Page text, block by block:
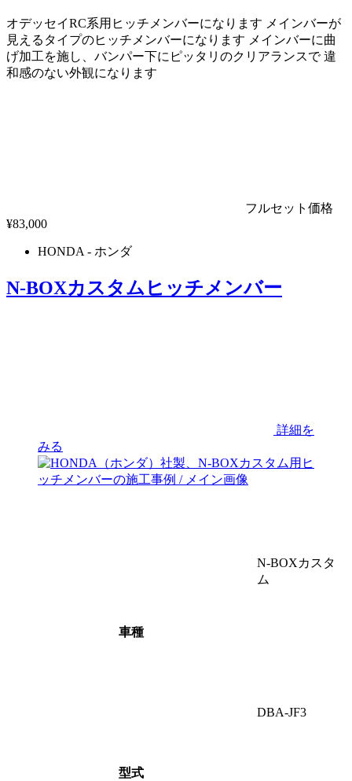
オデッセイRC系用ヒッチメンバーになります メインバーが
見えるタイプのヒッチメンバーになります メインバーに曲
げ加工を施し、バンパー下にピッタリのクリアランスで 違
和感のない外観になります
フルセット価格
¥83,000
HONDA - ホンダ
N-BOXカスタムヒッチメンバー
詳細を
みる
車種
N-BOXカスタ
ム
型式
DBA-JF3